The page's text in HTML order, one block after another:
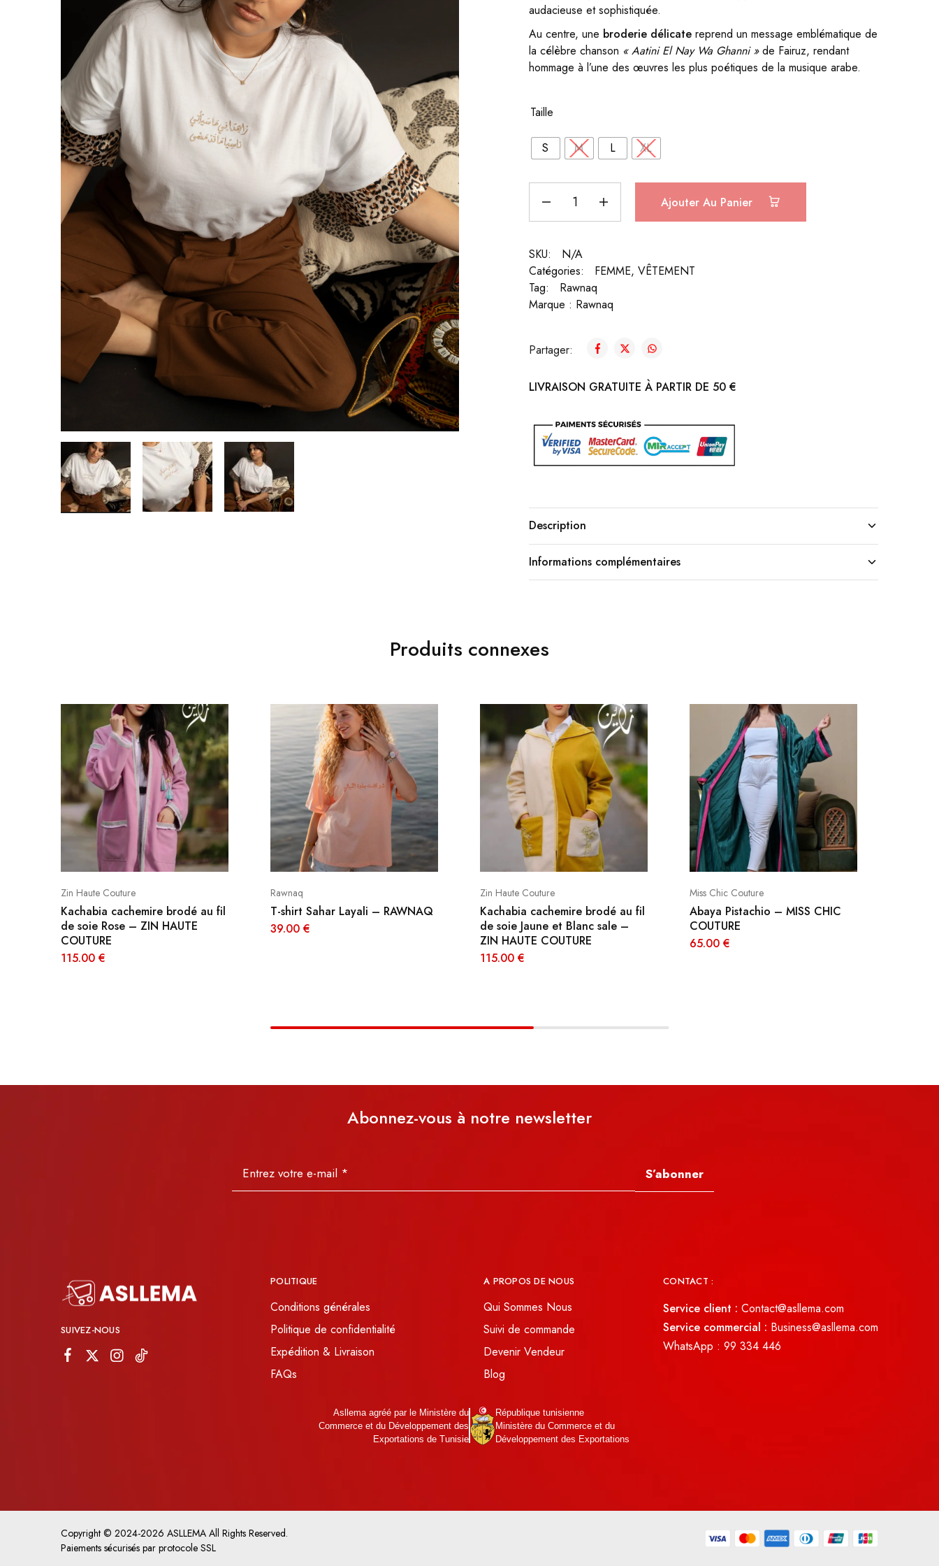
TO7FA
TANIT
TAKALIDNA
ROOTS
RAWNAQ
GANGNAM STORE
PERLES UNIVERS
MIZAM
FRAMELAB
MISS CHIC COUTURE
INARA
audacieuse et sophistiquée.
Au centre, une broderie délicatereprend un message emblématique de
la célèbre chanson « Aatini El Nay Wa Ghanni »de Fairuz, rendant
hommage à l’une des œuvres les plus poétiques de la musique arabe.
Taille
S M L XL
Ajouter Au Panier
SKU:
N/A
Catégories:
FEMME, VÊTEMENT
Tag:
Rawnaq
Marque : Rawnaq
Partager:
LIVRAISON GRATUITE À PARTIR DE 50 €
Description
Informations complémentaires
Produits connexes
Zin Haute Couture
Kachabia cachemire brodé au fil
de soie Rose – ZIN HAUTE
COUTURE
115.00 €
Rawnaq
T-shirt Sahar Layali – RAWNAQ
39.00 €
Zin Haute Couture
Kachabia cachemire brodé au fil
de soie Jaune et Blanc sale –
ZIN HAUTE COUTURE
115.00 €
Miss Chic Couture
Abaya Pistachio – MISS CHIC
COUTURE
65.00 €
Abonnez-vous à notre newsletter
S’abonner
SUIVEZ-NOUS
POLITIQUE
Conditions générales
Politique de confidentialité
Expédition & Livraison
FAQs
A PROPOS DE NOUS
Qui Sommes Nous
Suivi de commande
Devenir Vendeur
Blog
CONTACT :
Service client : Contact@asllema.com
Service commercial : Business@asllema.com
WhatsApp : 99 334 446
Asllema agréé par le Ministère du
Commerce et du Développement des
Exportations de Tunisie
République tunisienne
Ministère du Commerce et du
Développement des Exportations
Copyright © 2024-2026 ASLLEMA All Rights Reserved.
Paiements sécurisés par protocole SSL